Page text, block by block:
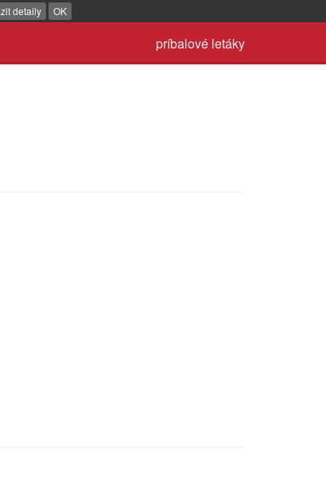
detaily OK
príbalové letáky